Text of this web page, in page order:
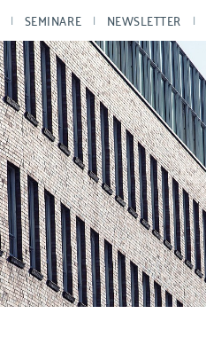
SEMINARE NEWSLETTER